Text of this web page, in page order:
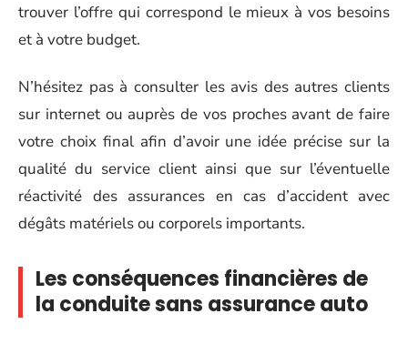
trouver l’offre qui correspond le mieux à vos besoins
et à votre budget.
N’hésitez pas à consulter les avis des autres clients
sur internet ou auprès de vos proches avant de faire
votre choix final afin d’avoir une idée précise sur la
qualité du service client ainsi que sur l’éventuelle
réactivité des assurances en cas d’accident avec
dégâts matériels ou corporels importants.
Les conséquences financières de
la conduite sans assurance auto